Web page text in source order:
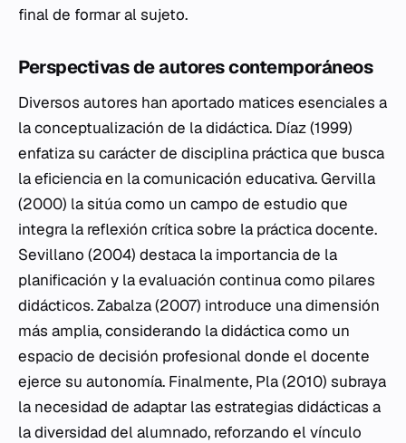
final de formar al sujeto.
Perspectivas de autores contemporáneos
Diversos autores han aportado matices esenciales a
la conceptualización de la didáctica. Díaz (1999)
enfatiza su carácter de disciplina práctica que busca
la eficiencia en la comunicación educativa. Gervilla
(2000) la sitúa como un campo de estudio que
integra la reflexión crítica sobre la práctica docente.
Sevillano (2004) destaca la importancia de la
planificación y la evaluación continua como pilares
didácticos. Zabalza (2007) introduce una dimensión
más amplia, considerando la didáctica como un
espacio de decisión profesional donde el docente
ejerce su autonomía. Finalmente, Pla (2010) subraya
la necesidad de adaptar las estrategias didácticas a
la diversidad del alumnado, reforzando el vínculo